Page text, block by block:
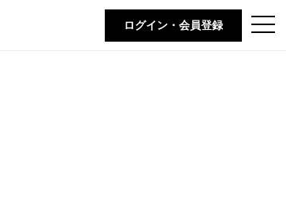
t
o
ログイン・会員登録